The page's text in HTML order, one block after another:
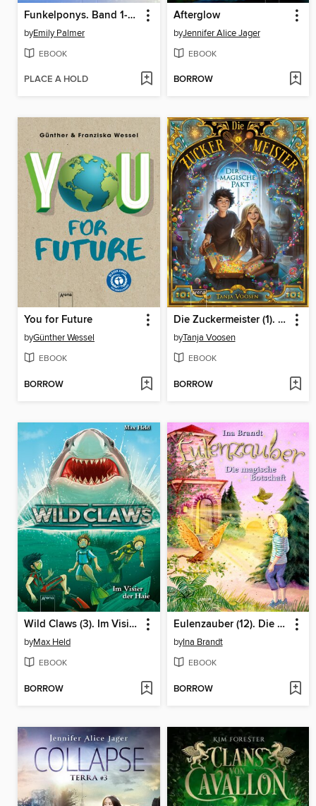
Funkelponys. Band 1-3 im Bundle
byEmily Palmer
EBOOK
PLACE A HOLD
Afterglow
byJennifer Alice Jager
EBOOK
BORROW
You for Future
byGünther Wessel
EBOOK
BORROW
Die Zuckermeister (1). Der magische Pakt
byTanja Voosen
EBOOK
BORROW
Wild Claws (3). Im Visier der Haie
byMax Held
EBOOK
BORROW
Eulenzauber (12). Die magische Botschaft
byIna Brandt
EBOOK
BORROW